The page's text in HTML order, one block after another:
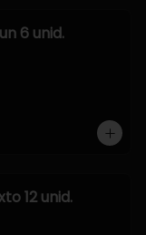
6 unid.
12 unid.